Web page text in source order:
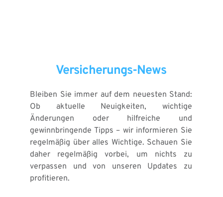
Versicherungs-News
Bleiben Sie immer auf dem neuesten Stand:
Ob aktuelle Neuigkeiten, wichtige
Änderungen oder hilfreiche und
gewinnbringende Tipps – wir informieren Sie
regelmäßig über alles Wichtige. Schauen Sie
daher regelmäßig vorbei, um nichts zu
verpassen und von unseren Updates zu
profitieren.